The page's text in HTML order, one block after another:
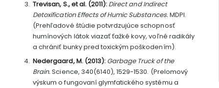
Trevisan, S., et al. (2011): Direct and Indirect
Detoxification Effects of Humic Substances.MDPI.
(Prehľadové štúdie potvrdzujúce schopnosť
humínových látok viazať ťažké kovy, voľné radikály
a chrániť bunky pred toxickým poškodením).
Nedergaard, M. (2013): Garbage Truck of the
Brain.Science, 340(6140), 1529-1530. (Prelomový
výskum o fungovaní glymfatického systému a